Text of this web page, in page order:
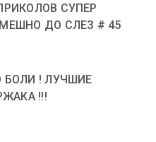
СУПЕР
ДО СЛЕЗ # 45
! ЛУЧШИЕ
!!!